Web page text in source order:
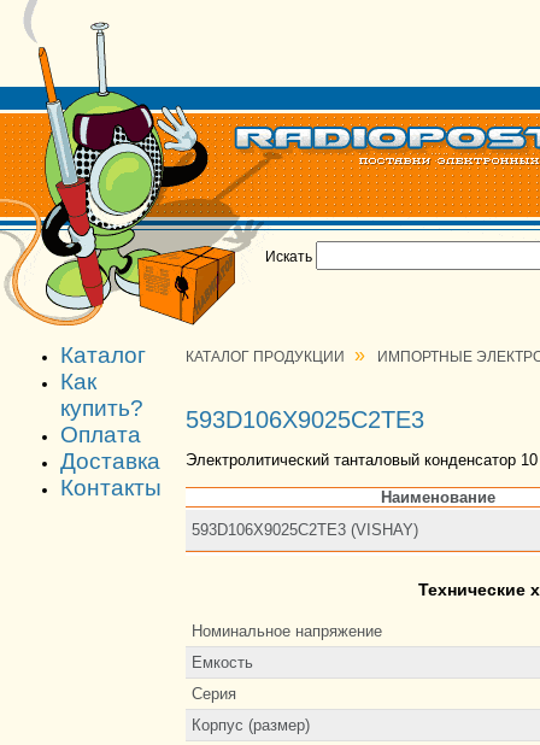
Искать
Каталог
Как
купить?
Оплата
Доставка
Контакты
КАТАЛОГ ПРОДУКЦИИ » ИМПОРТНЫЕ
593D106X9025C2TE3
Электролитический танталовый конденсатор
Наименование
593D106X9025C2TE3 (VISHAY)
Технические
Номинальное напряжение
Емкость
Серия
Корпус (размер)